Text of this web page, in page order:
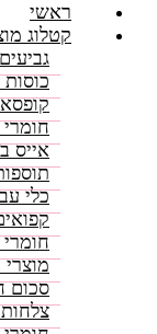
ראשי
קטלוג
כוסות
אייס
כלי
חומרי
מוצרי
סכום
צלחות